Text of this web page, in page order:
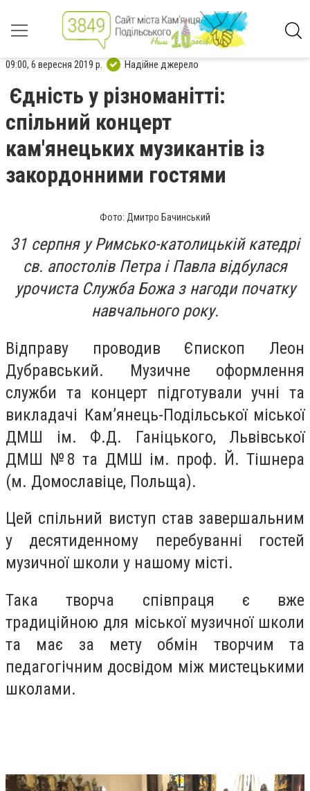
09:00, 6 вересня 2019 р. Надійне джерело
Єдність у різноманітті:
спільний концерт
кам'янецьких музикантів із
закордонними гостями
Фото: Дмитро Бачинський
31 серпня у Римсько-католицькій катедрі
св. апостолів Петра і Павла відбулася
урочиста Служба Божа з нагоди початку
навчального року.
Відправу проводив Єпископ Леон
Дубравський. Музичне оформлення
служби та концерт підготували учні та
викладачі Кам’янець-Подільської міської
ДМШ ім. Ф.Д. Ганіцького, Львівської
ДМШ №8 та ДМШ ім. проф. Й. Тішнера
(м. Домославіце, Польща).
Цей спільний виступ став завершальним
у десятиденному перебуванні гостей
музичної школи у нашому місті.
Така творча співпраця є вже
традиційною для міської музичної школи
та має за мету обмін творчим та
педагогічним досвідом між мистецькими
школами.